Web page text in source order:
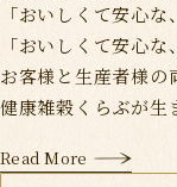
「おいしくて安心な
「おいしくて安心
お客様と生産者様の
健康雑穀くらぶが生
Read More